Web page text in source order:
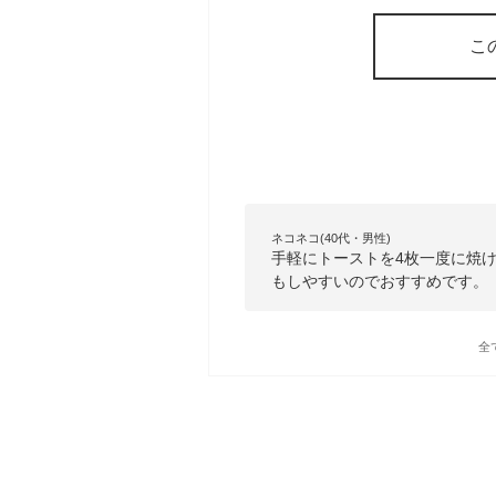
こ
ネコネコ(40代・男性)
手軽にトーストを4枚一度に焼
もしやすいのでおすすめです。
全